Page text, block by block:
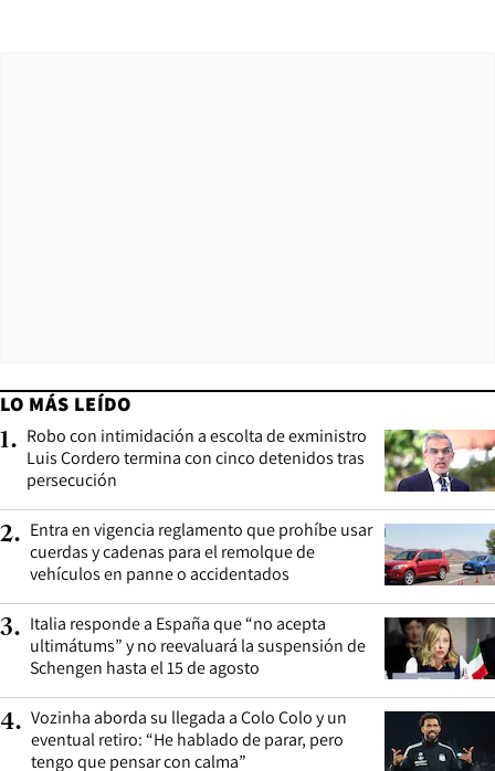
LO MÁS LEÍDO
1. Robo con intimidación a escolta de exministro
Luis Cordero termina con cinco detenidos tras
persecución
2. Entra en vigencia reglamento que prohíbe usar
cuerdas y cadenas para el remolque de
vehículos en panne o accidentados
3. Italia responde a España que “no acepta
ultimátums” y no reevaluará la suspensión de
Schengen hasta el 15 de agosto
4. Vozinha aborda su llegada a Colo Colo y un
eventual retiro: “He hablado de parar, pero
tengo que pensar con calma”